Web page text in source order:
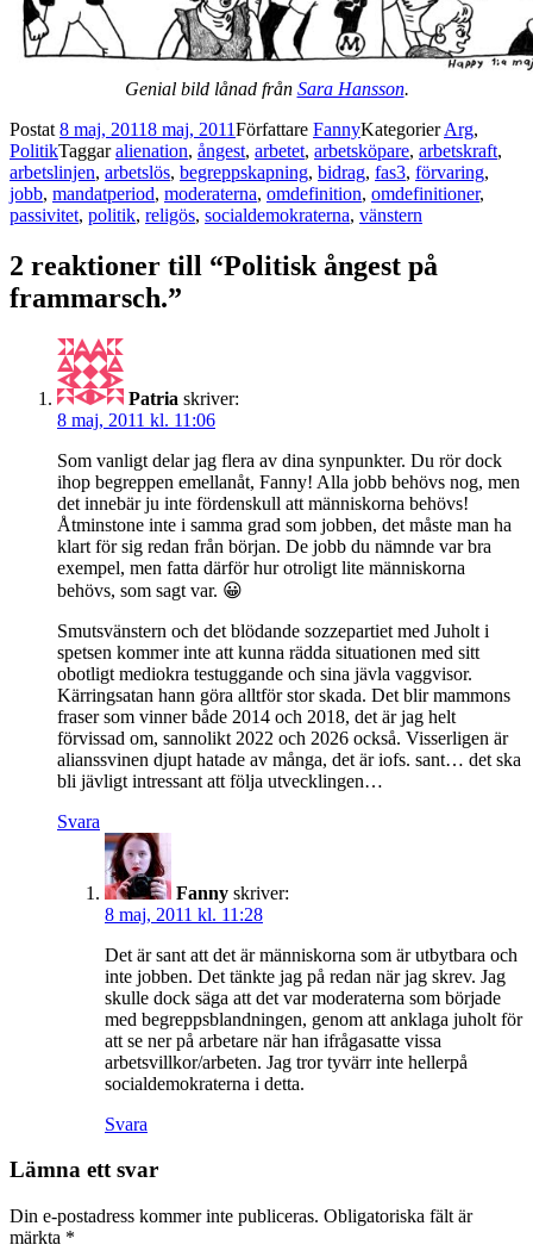
Genial bild lånad från Sara Hansson.
Postat 8 maj, 20118 maj, 2011Författare FannyKategorierArg,
PolitikTaggaralienation, ångest, arbetet, arbetsköpare, arbetskraft,
arbetslinjen, arbetslös, begreppskapning, bidrag, fas3, förvaring,
jobb, mandatperiod, moderaterna, omdefinition, omdefinitioner,
passivitet, politik, religös, socialdemokraterna, vänstern
2 reaktioner till “Politisk ångest på
frammarsch.”
Patria skriver:
8 maj, 2011 kl. 11:06
Som vanligt delar jag flera av dina synpunkter. Du rör dock
ihop begreppen emellanåt, Fanny! Alla jobb behövs nog, men
det innebär ju inte fördenskull att människorna behövs!
Åtminstone inte i samma grad som jobben, det måste man ha
klart för sig redan från början. De jobb du nämnde var bra
exempel, men fatta därför hur otroligt lite människorna
behövs, som sagt var. 😀
Smutsvänstern och det blödande sozzepartiet med Juholt i
spetsen kommer inte att kunna rädda situationen med sitt
obotligt mediokra testuggande och sina jävla vaggvisor.
Kärringsatan hann göra alltför stor skada. Det blir mammons
fraser som vinner både 2014 och 2018, det är jag helt
förvissad om, sannolikt 2022 och 2026 också. Visserligen är
alianssvinen djupt hatade av många, det är iofs. sant… det ska
bli jävligt intressant att följa utvecklingen…
Svara
Fanny skriver:
8 maj, 2011 kl. 11:28
Det är sant att det är människorna som är utbytbara och
inte jobben. Det tänkte jag på redan när jag skrev. Jag
skulle dock säga att det var moderaterna som började
med begreppsblandningen, genom att anklaga juholt för
att se ner på arbetare när han ifrågasatte vissa
arbetsvillkor/arbeten. Jag tror tyvärr inte hellerpå
socialdemokraterna i detta.
Svara
Lämna ett svar
Din e-postadress kommer inte publiceras. Obligatoriska fält är
märkta *